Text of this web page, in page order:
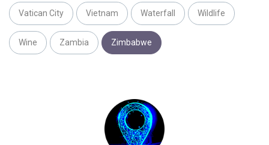
Vatican City Vietnam Waterfall Wildlife
Wine Zambia Zimbabwe